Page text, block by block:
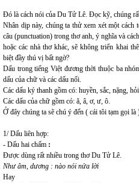
Đó là cách nói của Du Tử Lê. Đọc kỹ, chúng
Nhân dịp này, chúng ta thử xem xét một cách
câu (punctuation) trong thơ anh, ý nghĩa và
hoặc các nhà thơ khác, sẽ không triển khai
biệt đầy thú vị bất ngờ?
Dấu trong tiếng Việt đương thời thuộc ba
dấu của chữ và các dấu nối.
Các dấu ký thanh gồm có: huyền, sắc, nặng,
Các dấu của chữ gồm có: ă, â, ơ, ư, ô.
Ở đây chúng ta sẽ chú ý đến ( cái tôi tạm gọi là
1/ Dấu liên hợp:
- Dấu hai chấm :
Được dùng rất nhiều trong thơ Du Tử Lê.
Như âm, dương : nào nói nửa lời
Hay